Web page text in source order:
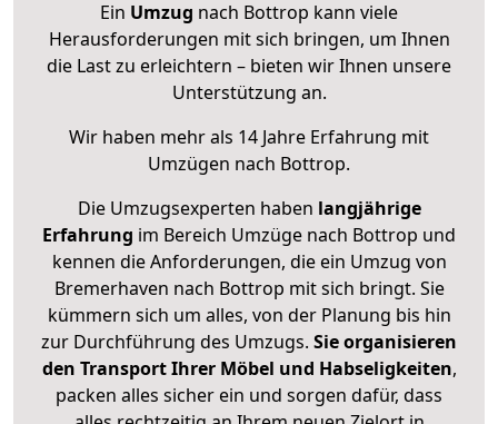
Ein Umzug nach Bottrop kann viele
Herausforderungen mit sich bringen, um Ihnen
die Last zu erleichtern – bieten wir Ihnen unsere
Unterstützung an.
Wir haben mehr als 14 Jahre Erfahrung mit
Umzügen nach Bottrop.
Die Umzugsexperten haben langjährige
Erfahrung im Bereich Umzüge nach Bottrop und
kennen die Anforderungen, die ein Umzug von
Bremerhaven nach Bottrop mit sich bringt. Sie
kümmern sich um alles, von der Planung bis hin
zur Durchführung des Umzugs. Sie organisieren
den Transport Ihrer Möbel und Habseligkeiten,
packen alles sicher ein und sorgen dafür, dass